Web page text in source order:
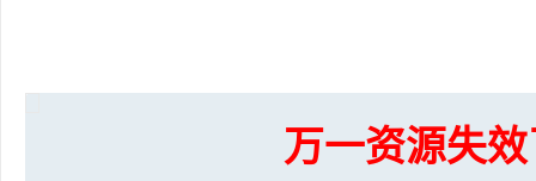
万一资源失